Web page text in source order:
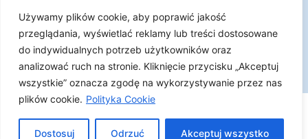
Używamy plików cookie, aby poprawić jakość
przeglądania, wyświetlać reklamy lub treści dostosowane
do indywidualnych potrzeb użytkowników oraz
analizować ruch na stronie. Kliknięcie przycisku „Akceptuj
wszystkie” oznacza zgodę na wykorzystywanie przez nas
plików cookie. Polityka Cookie
Dostosuj Odrzuć Akceptuj wszystko
LAPIDARIUM Jacka Kilińskiego | Człowiek jest
epizodem w życiu przedmiotów.
Made with ♥︎ by Skydoo